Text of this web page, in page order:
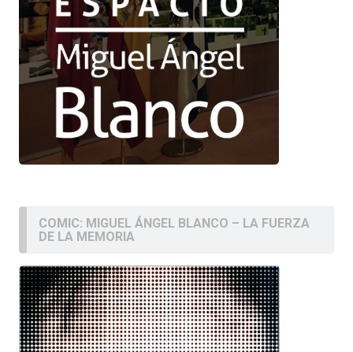
COMIC: MIGUEL ÁNGEL BLANCO – LA FUERZA
DE LA MEMORIA